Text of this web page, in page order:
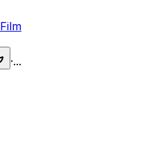
Film
·...